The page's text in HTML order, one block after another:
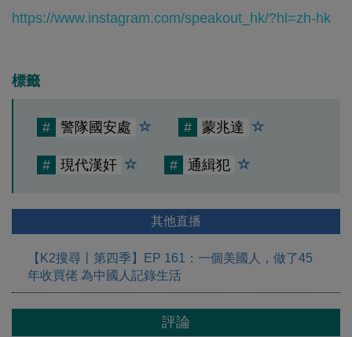
https://www.instagram.com/speakout_hk/?hl=zh-hk
標籤
# 警隊國安處 # 蒙兆達
# 現代漢奸 # 通緝犯
其他直播
【K2搜尋丨第四季】EP 161：一個美國人，做了45
年收買佬 為中國人記錄生活
評論